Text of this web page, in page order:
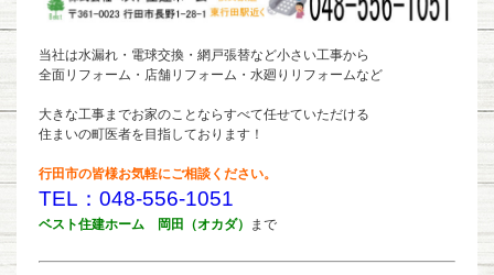
当社は水漏れ・電球交換・網戸張替など小さい工事から
全面リフォーム・店舗リフォーム・水廻りリフォームなど
大きな工事までお家のことならすべて任せていただける
住まいの町医者を目指しております！
行田市の皆様お気軽にご相談ください。
TEL：048-556-1051
ベスト住建ホーム 岡田（オカダ） まで